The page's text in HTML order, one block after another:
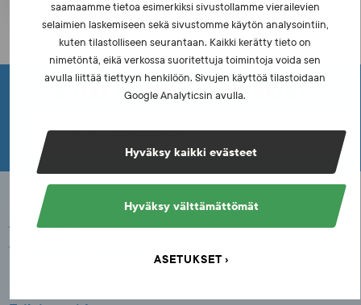
saamaamme tietoa esimerkiksi sivustollamme vierailevien
selaimien laskemiseen sekä sivustomme käytön analysointiin,
kuten tilastolliseen seurantaan. Kaikki kerätty tieto on
nimetöntä, eikä verkossa suoritettuja toimintoja voida sen
avulla liittää tiettyyn henkilöön. Sivujen käyttöä tilastoidaan
Google Analyticsin avulla.
Hyväksy kaikki evästeet
Hyväksy välttämättömät
ASETUKSET
HITTAR DU INTE DET DU SÖKER?
Antidopingverksamhet
Tävlingsmanipulation